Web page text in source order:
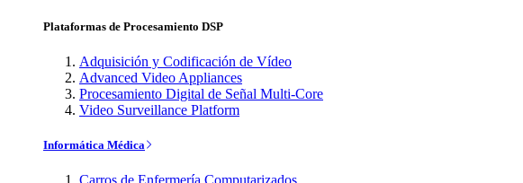
Plataformas de Procesamiento DSP
Adquisición y Codificación de Vídeo
Advanced Video Appliances
Procesamiento Digital de Señal Multi-Core
Video Surveillance Platform
Informática Médica
Carros de Enfermería Computarizados